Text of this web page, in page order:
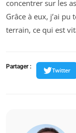
concentrer sur les
Grâce à eux, j’ai
terrain, ce qui est
Partager :
Twitter